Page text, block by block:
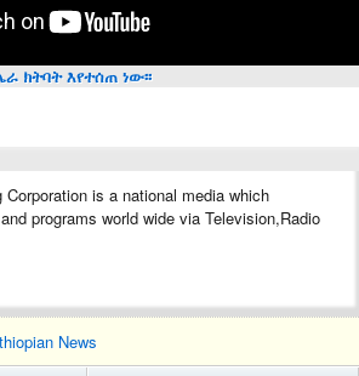
ክትባት እየተሰጠ ነው፡፡
is a national media which
programs world wide via Television,Radio
News